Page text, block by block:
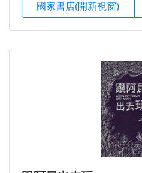
國家書店(開新視窗)